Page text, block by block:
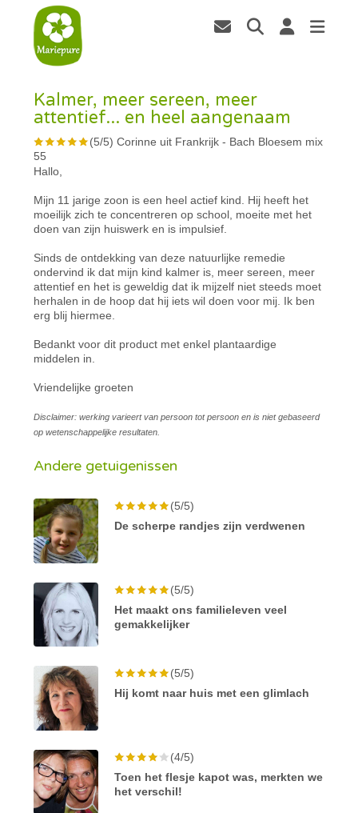
Kalmer, meer sereen, meer
attentief... en heel aangenaam
(5/5)Corinne uit Frankrijk - Bach Bloesem mix
55
Hallo,
Mijn 11 jarige zoon is een heel actief kind. Hij heeft het
moeilijk zich te concentreren op school, moeite met het
doen van zijn huiswerk en is impulsief.
Sinds de ontdekking van deze natuurlijke remedie
ondervind ik dat mijn kind kalmer is, meer sereen, meer
attentief en het is geweldig dat ik mijzelf niet steeds moet
herhalen in de hoop dat hij iets wil doen voor mij. Ik ben
erg blij hiermee.
Bedankt voor dit product met enkel plantaardige
middelen in.
Vriendelijke groeten
Disclaimer: werking varieert van persoon tot persoon en is niet gebaseerd
op wetenschappelijke resultaten.
Andere getuigenissen
(5/5)
De scherpe randjes zijn verdwenen
(5/5)
Het maakt ons familieleven veel
gemakkelijker
(5/5)
Hij komt naar huis met een glimlach
(4/5)
Toen het flesje kapot was, merkten we
het verschil!